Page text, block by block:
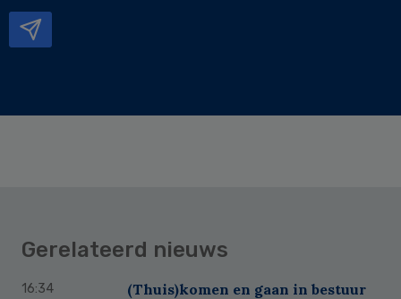
Gerelateerd nieuws
16:34
(Thuis)komen en gaan in bestuur